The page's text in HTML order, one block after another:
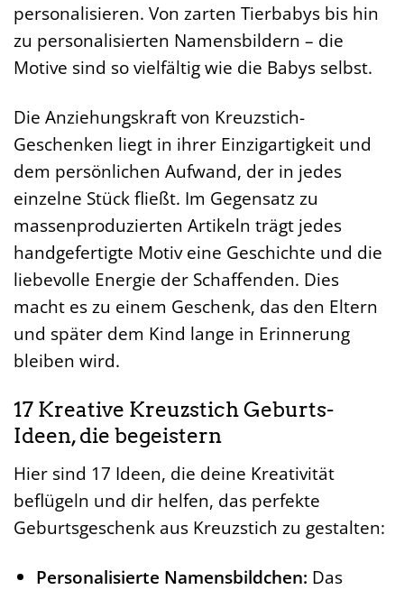
personalisieren. Von zarten Tierbabys bis hin
zu personalisierten Namensbildern – die
Motive sind so vielfältig wie die Babys selbst.
Die Anziehungskraft von Kreuzstich-
Geschenken liegt in ihrer Einzigartigkeit und
dem persönlichen Aufwand, der in jedes
einzelne Stück fließt. Im Gegensatz zu
massenproduzierten Artikeln trägt jedes
handgefertigte Motiv eine Geschichte und die
liebevolle Energie der Schaffenden. Dies
macht es zu einem Geschenk, das den Eltern
und später dem Kind lange in Erinnerung
bleiben wird.
17 Kreative Kreuzstich Geburts-
Ideen, die begeistern
Hier sind 17 Ideen, die deine Kreativität
beflügeln und dir helfen, das perfekte
Geburtsgeschenk aus Kreuzstich zu gestalten:
Personalisierte Namensbildchen: Das